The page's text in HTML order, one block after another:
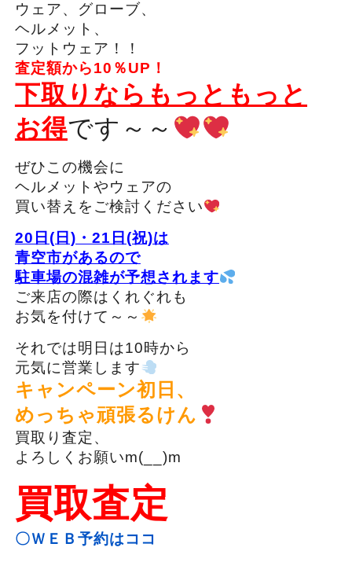
ウェア、グローブ、
ヘルメット、
フットウェア！！
査定額から10％UP！
下取りならもっともっと
お得です～～
ぜひこの機会に
ヘルメットやウェアの
買い替えをご検討ください
20日(日)・21日(祝)は
青空市があるので
駐車場の混雑が予想されます
ご来店の際はくれぐれも
お気を付けて～～
それでは明日は10時から
元気に営業します
キャンペーン初日、
めっちゃ頑張るけん
買取り査定、
よろしくお願いm(__)m
買取査定
〇ＷＥＢ予約はココ